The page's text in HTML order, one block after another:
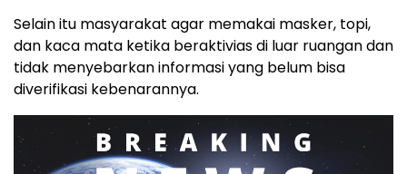
Selain itu masyarakat agar memakai masker, topi,
dan kaca mata ketika beraktivias di luar ruangan dan
tidak menyebarkan informasi yang belum bisa
diverifikasi kebenarannya.